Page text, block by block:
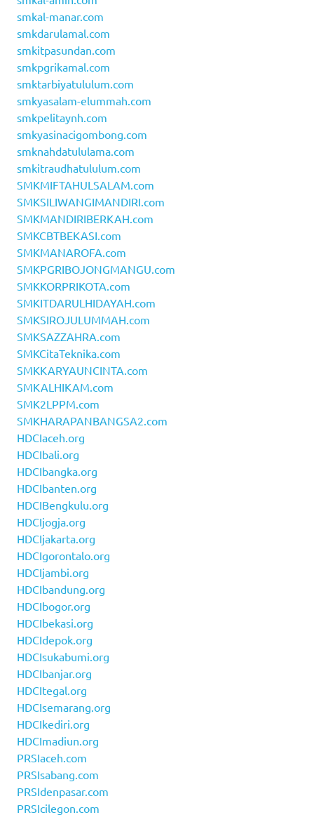
smkal-manar.com
smkdarulamal.com
smkitpasundan.com
smkpgrikamal.com
smktarbiyatululum.com
smkyasalam-elummah.com
smkpelitaynh.com
smkyasinacigombong.com
smknahdatululama.com
smkitraudhatululum.com
SMKMIFTAHULSALAM.com
SMKSILIWANGIMANDIRI.com
SMKMANDIRIBERKAH.com
SMKCBTBEKASI.com
SMKMANAROFA.com
SMKPGRIBOJONGMANGU.com
SMKKORPRIKOTA.com
SMKITDARULHIDAYAH.com
SMKSIROJULUMMAH.com
SMKSAZZAHRA.com
SMKCitaTeknika.com
SMKKARYAUNCINTA.com
SMKALHIKAM.com
SMK2LPPM.com
SMKHARAPANBANGSA2.com
HDCIaceh.org
HDCIbali.org
HDCIbangka.org
HDCIbanten.org
HDCIBengkulu.org
HDCIjogja.org
HDCIjakarta.org
HDCIgorontalo.org
HDCIjambi.org
HDCIbandung.org
HDCIbogor.org
HDCIbekasi.org
HDCIdepok.org
HDCIsukabumi.org
HDCIbanjar.org
HDCItegal.org
HDCIsemarang.org
HDCIkediri.org
HDCImadiun.org
PRSIaceh.com
PRSIsabang.com
PRSIdenpasar.com
PRSIcilegon.com